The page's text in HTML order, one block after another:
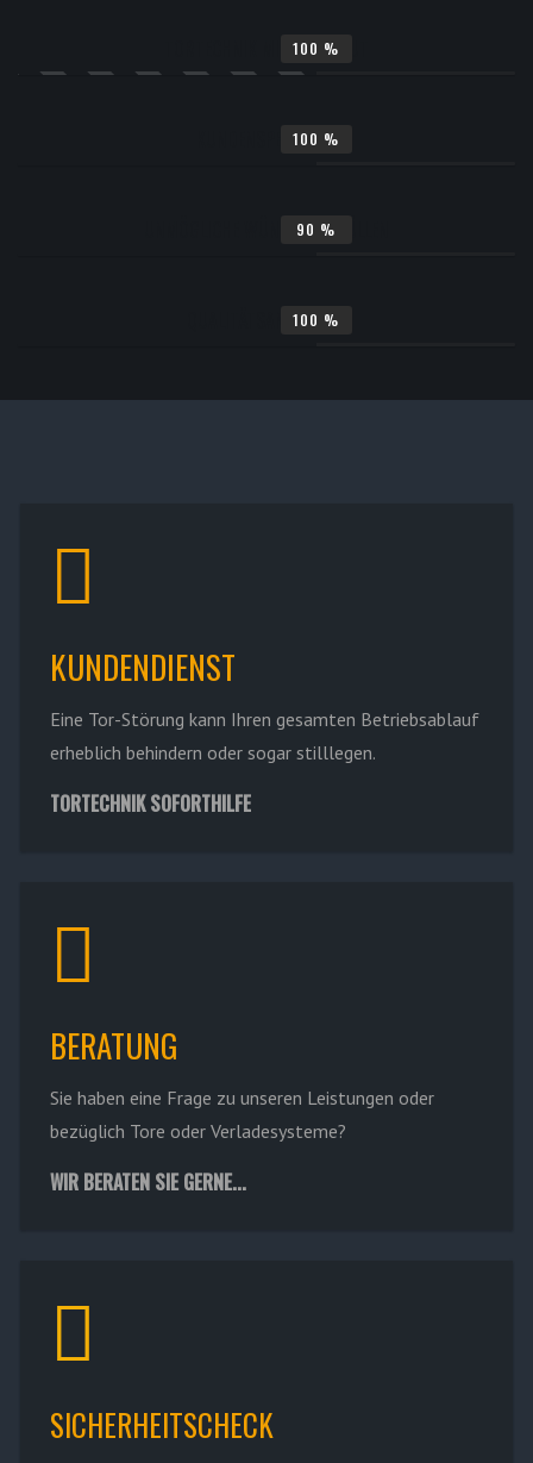
TORTECHNIK MIT HERZBLUT
100 %
KUNDENSPEZIFISCH
100 %
UNMÖGLICHE WÜNSCHE ERFÜLLEN
90 %
QUALITÄTSANSPRUCH
100 %
KUNDENDIENST
Eine Tor-Störung kann Ihren gesamten Betriebsablauf
erheblich behindern oder sogar stilllegen.
TORTECHNIK SOFORTHILFE
BERATUNG
Sie haben eine Frage zu unseren Leistungen oder
bezüglich Tore oder Verladesysteme?
WIR BERATEN SIE GERNE...
SICHERHEITSCHECK